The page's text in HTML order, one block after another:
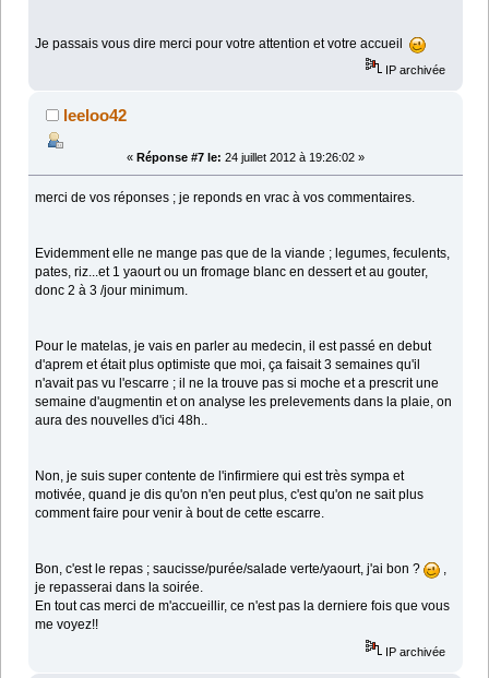
Je passais vous dire merci pour votre attention et votre accueil
IP archivée
leeloo42
« Réponse #7 le: 24 juillet 2012 à 19:26:02 »
merci de vos réponses ; je reponds en vrac à vos commentaires.
Evidemment elle ne mange pas que de la viande ; legumes, feculents,
pates, riz...et 1 yaourt ou un fromage blanc en dessert et au gouter,
donc 2 à 3 /jour minimum.
Pour le matelas, je vais en parler au medecin, il est passé en debut
d'aprem et était plus optimiste que moi, ça faisait 3 semaines qu'il
n'avait pas vu l'escarre ; il ne la trouve pas si moche et a prescrit une
semaine d'augmentin et on analyse les prelevements dans la plaie, on
aura des nouvelles d'ici 48h..
Non, je suis super contente de l'infirmiere qui est très sympa et
motivée, quand je dis qu'on n'en peut plus, c'est qu'on ne sait plus
comment faire pour venir à bout de cette escarre.
Bon, c'est le repas ; saucisse/purée/salade verte/yaourt, j'ai bon ?
,
je repasserai dans la soirée.
En tout cas merci de m'accueillir, ce n'est pas la derniere fois que vous
me voyez!!
IP archivée